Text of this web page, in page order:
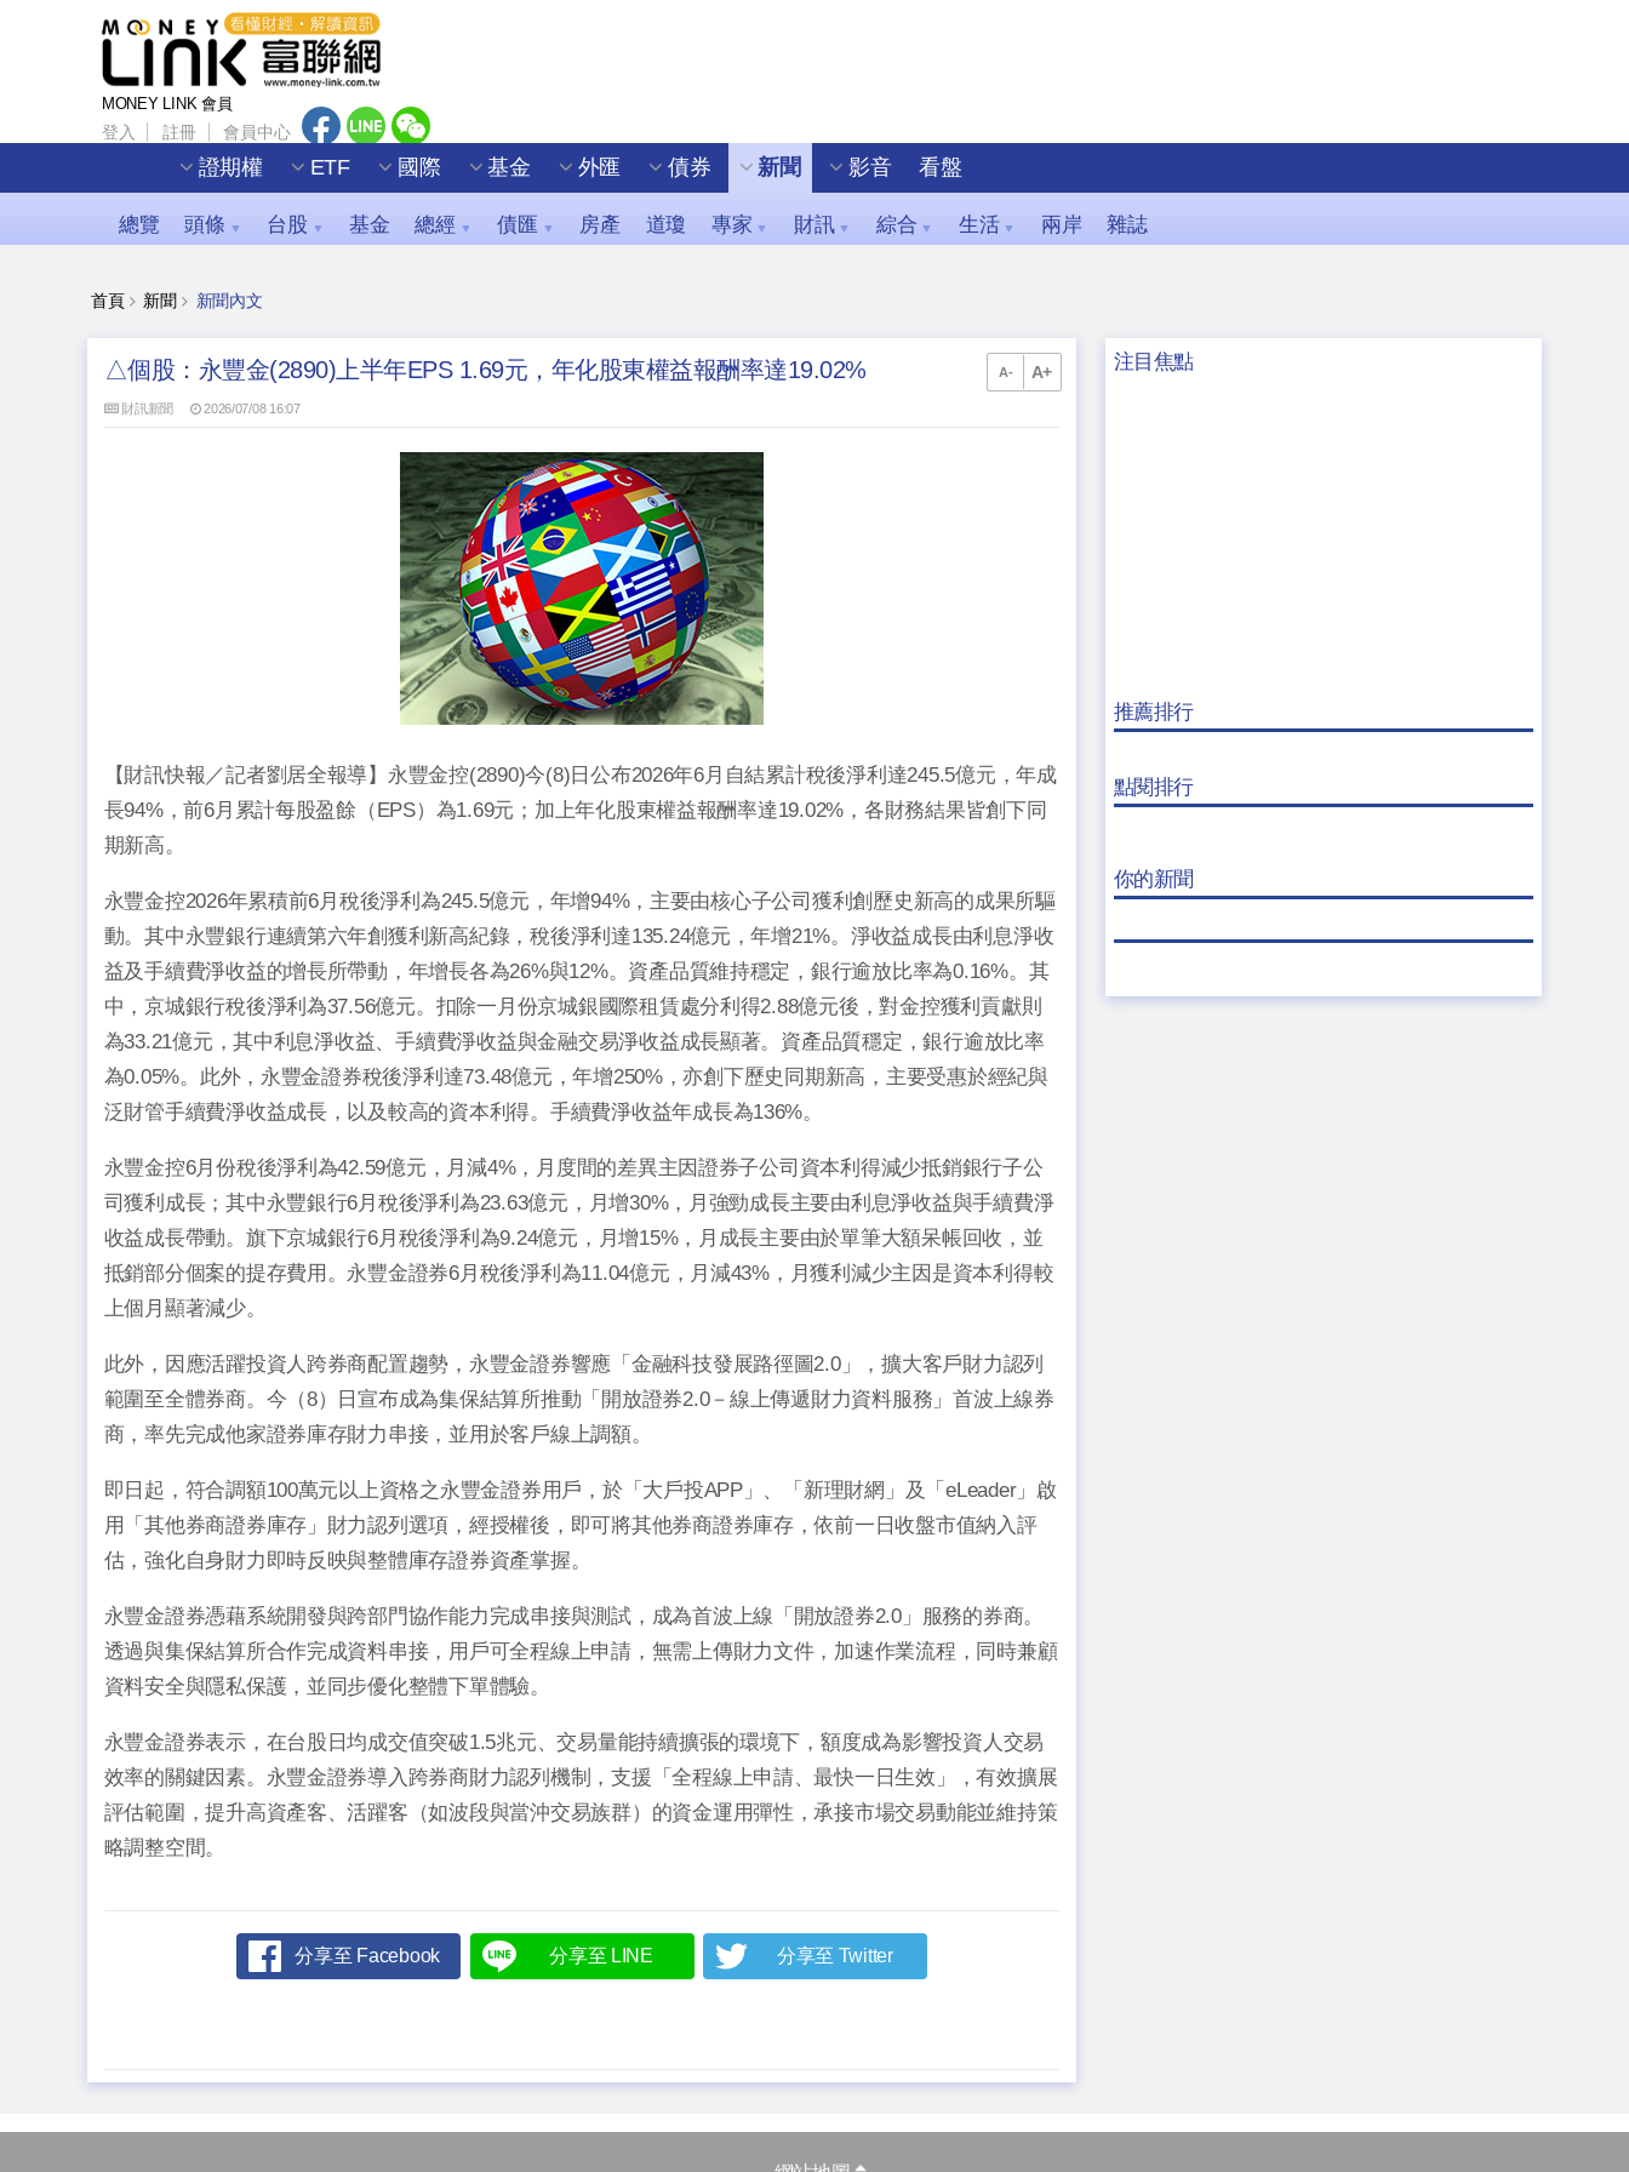
MONEY LINK 會員
登入 註冊 會員中心
證期權 ETF 國際 基金 外匯 債券 新聞 影音 看盤
總覽 頭條 ▼ 台股 ▼ 基金 總經 ▼ 債匯 ▼ 房產 道瓊 專家 ▼ 財訊 ▼ 綜合 ▼ 生活 ▼ 兩岸 雜誌
首頁 新聞 新聞內文
A- A+
△個股：永豐金(2890)上半年EPS 1.69元，年化股東權益報酬率達19.02%
財訊新聞 2026/07/08 16:07
【財訊快報／記者劉居全報導】永豐金控(2890)今(8)日公布2026年6月自結累計稅後淨利達245.5億元，年成
長94%，前6月累計每股盈餘（EPS）為1.69元；加上年化股東權益報酬率達19.02%，各財務結果皆創下同
期新高。
永豐金控2026年累積前6月稅後淨利為245.5億元，年增94%，主要由核心子公司獲利創歷史新高的成果所驅
動。其中永豐銀行連續第六年創獲利新高紀錄，稅後淨利達135.24億元，年增21%。淨收益成長由利息淨收
益及手續費淨收益的增長所帶動，年增長各為26%與12%。資產品質維持穩定，銀行逾放比率為0.16%。其
中，京城銀行稅後淨利為37.56億元。扣除一月份京城銀國際租賃處分利得2.88億元後，對金控獲利貢獻則
為33.21億元，其中利息淨收益、手續費淨收益與金融交易淨收益成長顯著。資產品質穩定，銀行逾放比率
為0.05%。此外，永豐金證券稅後淨利達73.48億元，年增250%，亦創下歷史同期新高，主要受惠於經紀與
泛財管手續費淨收益成長，以及較高的資本利得。手續費淨收益年成長為136%。
永豐金控6月份稅後淨利為42.59億元，月減4%，月度間的差異主因證券子公司資本利得減少抵銷銀行子公
司獲利成長；其中永豐銀行6月稅後淨利為23.63億元，月增30%，月強勁成長主要由利息淨收益與手續費淨
收益成長帶動。旗下京城銀行6月稅後淨利為9.24億元，月增15%，月成長主要由於單筆大額呆帳回收，並
抵銷部分個案的提存費用。永豐金證券6月稅後淨利為11.04億元，月減43%，月獲利減少主因是資本利得較
上個月顯著減少。
此外，因應活躍投資人跨券商配置趨勢，永豐金證券響應「金融科技發展路徑圖2.0」，擴大客戶財力認列
範圍至全體券商。今（8）日宣布成為集保結算所推動「開放證券2.0－線上傳遞財力資料服務」首波上線券
商，率先完成他家證券庫存財力串接，並用於客戶線上調額。
即日起，符合調額100萬元以上資格之永豐金證券用戶，於「大戶投APP」、「新理財網」及「eLeader」啟
用「其他券商證券庫存」財力認列選項，經授權後，即可將其他券商證券庫存，依前一日收盤市值納入評
估，強化自身財力即時反映與整體庫存證券資產掌握。
永豐金證券憑藉系統開發與跨部門協作能力完成串接與測試，成為首波上線「開放證券2.0」服務的券商。
透過與集保結算所合作完成資料串接，用戶可全程線上申請，無需上傳財力文件，加速作業流程，同時兼顧
資料安全與隱私保護，並同步優化整體下單體驗。
永豐金證券表示，在台股日均成交值突破1.5兆元、交易量能持續擴張的環境下，額度成為影響投資人交易
效率的關鍵因素。永豐金證券導入跨券商財力認列機制，支援「全程線上申請、最快一日生效」，有效擴展
評估範圍，提升高資產客、活躍客（如波段與當沖交易族群）的資金運用彈性，承接市場交易動能並維持策
略調整空間。
分享至 Facebook 分享至 LINE 分享至 Twitter
注目焦點
推薦排行
點閱排行
你的新聞